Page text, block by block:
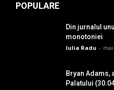
POPULARE
Din jurnalul
monotoniei
Iulia Radu - mai
Bryan Adams,
Palatului